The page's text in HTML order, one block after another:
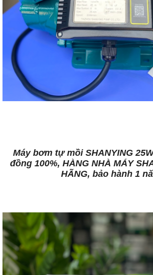
Máy bơm tự mồi SHANYING
đồng 100%, HÀNG NHÀ MÁY
HÃNG, bảo hành 1